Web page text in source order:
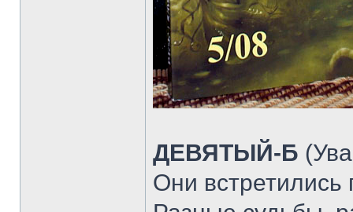
ДЕВЯТЫЙ-Б
Они встретились